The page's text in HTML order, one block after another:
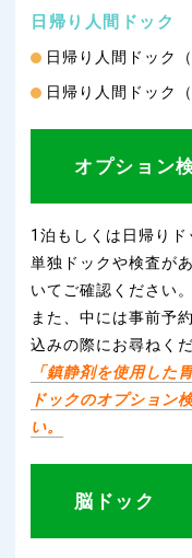
日帰り人間ドック
日帰り人間ドック
日帰り人間ドック
オプション
1泊もしくは日帰りド
単独ドックや検査が
いてご確認ください。
また、中には事前予
込みの際にお尋ねくだ
「鎮静剤を使用した
ドックのオプション
い。
脳ドック